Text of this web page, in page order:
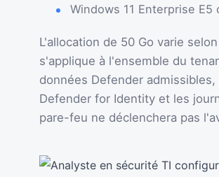
Windows 11 Enterprise E5
L'allocation de 50 Go varie
s'applique à l'ensemble du
données Defender
Defender for Identity et les
pare-feu ne déclenchera pas